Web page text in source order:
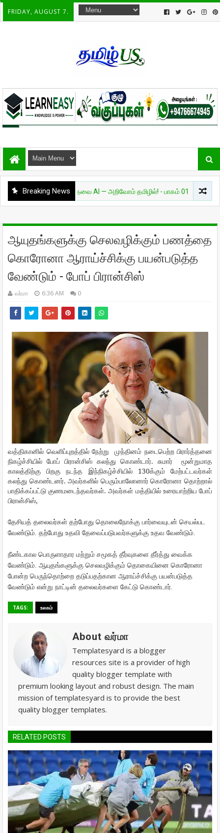
FRIDAY, AUGUST 7.
Breaking News
அறிவியல் தேவை AI — அறிவோம் தமிழில்! - பாகம் 01 சுவாரசியம்
ஆயுதங்களுக்கு செலவழிக்கும் பணத்தை
கொரோனா ஆராய்ச்சிக்கு பயன்படுத்த
வேண்டும் - போப் பிரான்சிஸ்
வர்மா 6:36 AM 0
வத்திகானில் வெளிப்புறத்தில் நேற்று முந்தினம் நடைபெற்ற பிரார்த்தனை
நிகழ்ச்சியில் போப் பிரான்சிஸ் கலந்து கொண்டார். சுமார்
மூன்றுமாத
காலத்திற்கு
பிறகு நடந்த இந்நிகழ்ச்சியில்130க்கும்
மேற்பட்டவர்கள்
கலந்து கொண்டனர்.அவர்களில் பெரும்பாலோனார் கொரோனா தொற்றால்
பாதிக்கப்பட்டு குணமடைந்தவர்கள்.அவர்கள் மத்தியில் உரையாற்றிய போப்
பிரான்சிஸ்,
தேசியத் தலைவர்கள் தற்போது தொலைநோக்கு பார்வையுடன் செயல்பட
வேண்டும். தற்போது உதவி தேவைப்படுபவர்களுக்கு உதவ வேண்டும்.
நீண்டகால பொருளாதார மற்றும் சமூகத் தீர்வுகளை தீர்த்து வைக்க
வேண்டும். ஆயுதங்களுக்கு செலவழிக்கும் தொகையினை கொரோனா
போன்ற பெருந்தொற்றை தடுப்பதற்கான ஆராய்ச்சிக்கு பயன்படுத்த
வேண்டும் என்று நாட்டின் தலைவர்களை கேட்டு கொண்டார்.
TAGS: உலகம்
About வர்மா
Templatesyard is a blogger
resources site is a provider of high
quality blogger template with
premium looking layout and robust design. The main
mission of templatesyard is to provide the best
quality blogger templates.
RELATED POSTS